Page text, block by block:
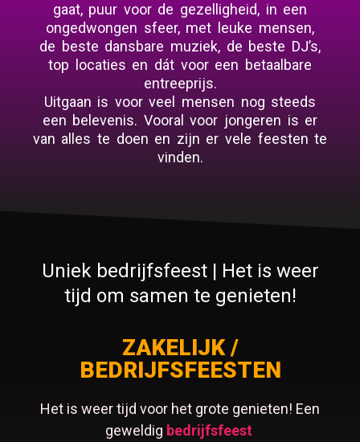
gaat, puur voor de gezelligheid, in een
ongedwongen sfeer, met leuke mensen,
de beste dansbare muziek, de beste DJ’s,
top locaties en dát voor een betaalbare
entreeprijs.
Uitgaan is voor veel mensen nog steeds
een belevenis. Vooral voor jongeren is er
van alles te doen en zijn er vele feesten te
vinden.
Uniek bedrijfsfeest | Het is weer
tijd om samen te genieten!
ZAKELIJK /
BEDRIJFSFEESTEN
Het is weer tijd voor het grote genieten! Een
geweldig bedrijfsfeest